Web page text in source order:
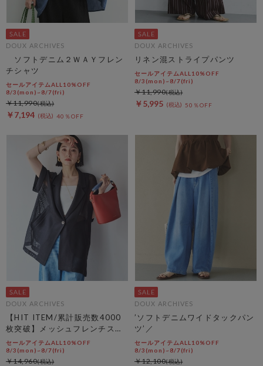
DOUX ARCHIVES
ソフトデニム２ＷＡＹフレン
チシャツ
セールアイテムALL10%OFF
8/3(mon)~8/7(fri)
￥7,194 40％OFF
￥11,990
DOUX ARCHIVES
リネン混ストライプパンツ
セールアイテムALL10%OFF
8/3(mon)~8/7(fri)
￥5,995 50％OFF
￥11,990
DOUX ARCHIVES
【HIT ITEM/累計販売数4000
枚突破】メッシュフレンチスリ
ーブジャケット／
セールアイテムALL10%OFF
8/3(mon)~8/7(fri)
￥14,960
DOUX ARCHIVES
’ソフトデニムワイドタックパン
ツ’／
セールアイテムALL10%OFF
8/3(mon)~8/7(fri)
￥12,100